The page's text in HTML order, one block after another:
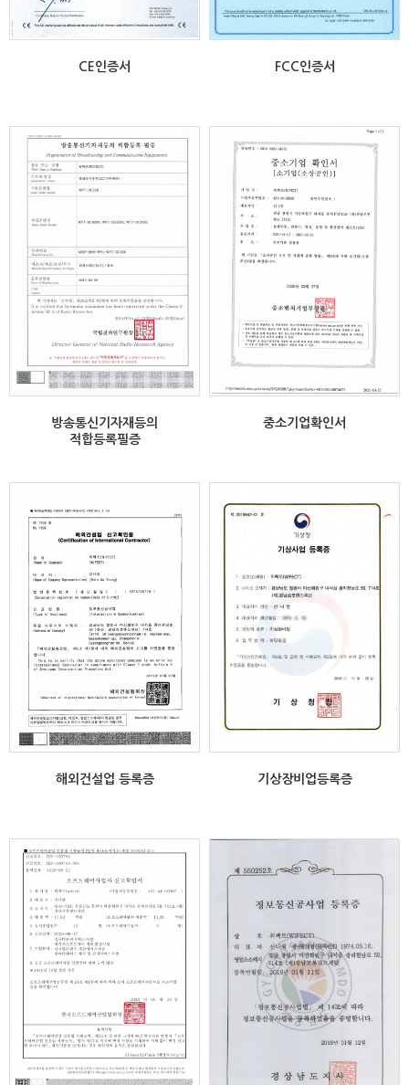
CE인증서 FCC인증서
방송통신기자재등의
적합등록필증
중소기업확인서
해외건설업 등록증 기상장비업등록증